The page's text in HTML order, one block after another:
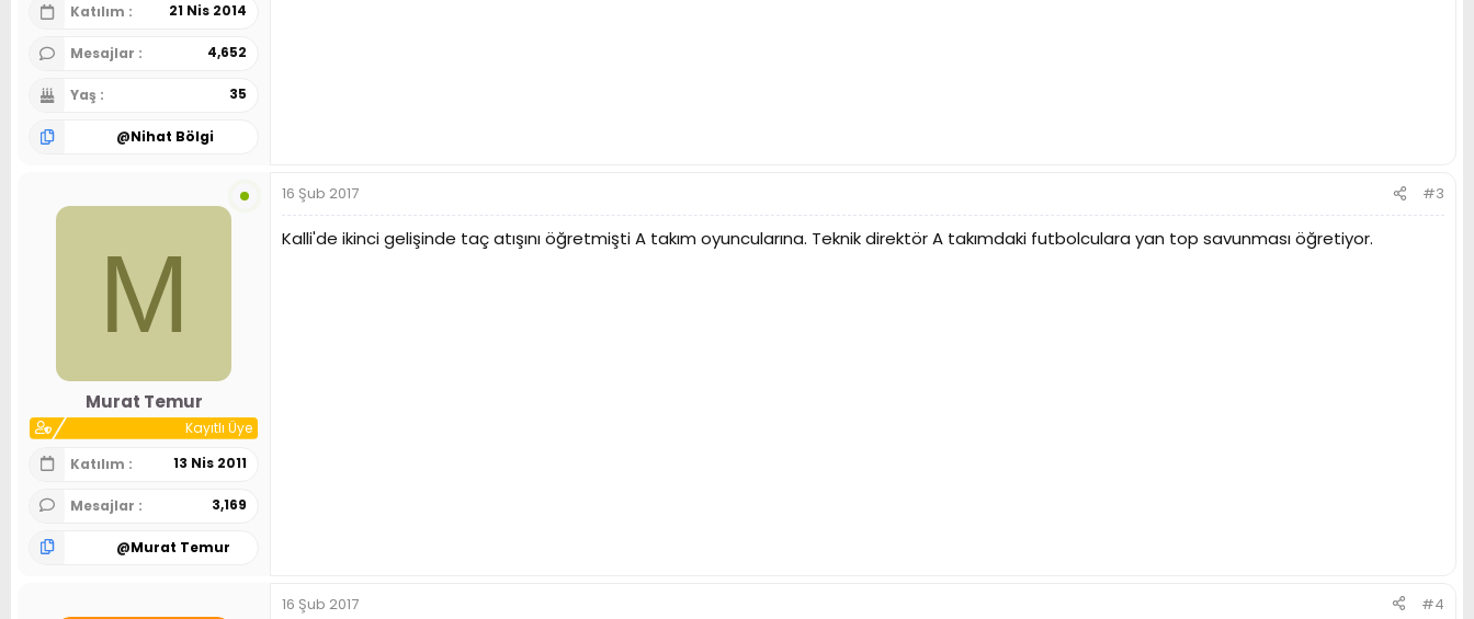
Katılım
21 Nis 2014
Mesajlar 4,652
Yaş 35
@Nihat Bölgi
M
Murat Temur
Kayıtlı Üye
Katılım
13 Nis 2011
Mesajlar 3,169
@Murat Temur
16 Şub 2017 #3
Kalli'de ikinci gelişinde taç atışını öğretmişti A takım oyuncularına. Teknik direktör A takımdaki futbolculara yan top savunması öğretiyor.
16 Şub 2017 #4